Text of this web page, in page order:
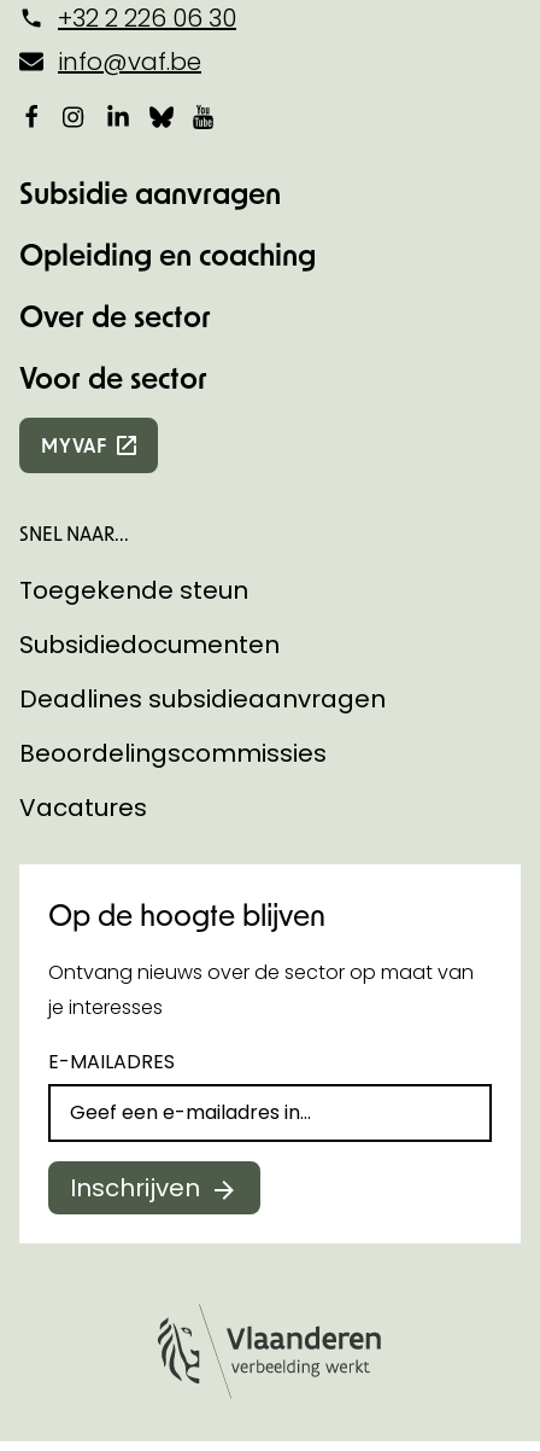
+32 2 226 06 30
info@vaf.be
Facebook
Instagram
LinkedIn
Bluesky
Subsidie aanvragen
Opleiding en coaching
Over de sector
Voor de sector
MYVAF
SNEL NAAR...
Toegekende steun
Subsidiedocumenten
Deadlines subsidieaanvragen
Beoordelingscommissies
Vacatures
Op de hoogte blijven
Ontvang nieuws over de sector op maat van
je interesses
E-MAILADRES
Inschrijven